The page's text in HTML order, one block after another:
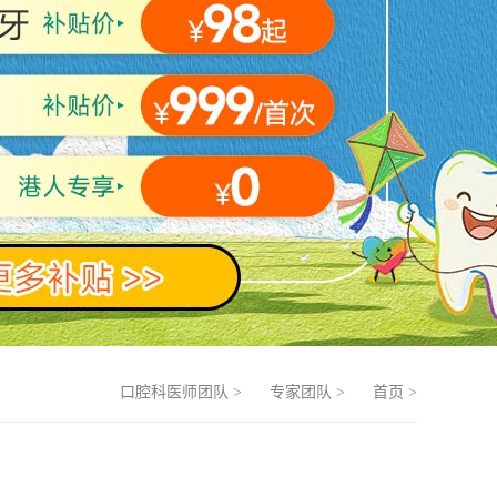
首页 >
专家团队 >
口腔科医师团队 >